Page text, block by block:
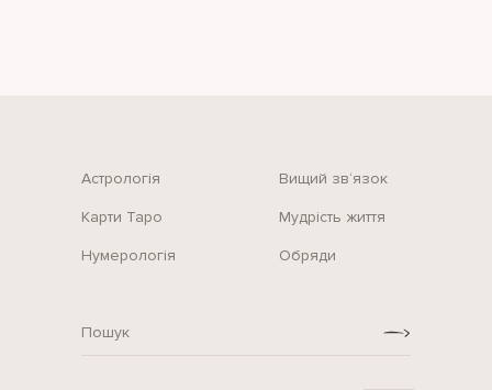
Астрологія Вищий зв‘язок
Карти Таро Мудрість життя
Нумерологія Обряди